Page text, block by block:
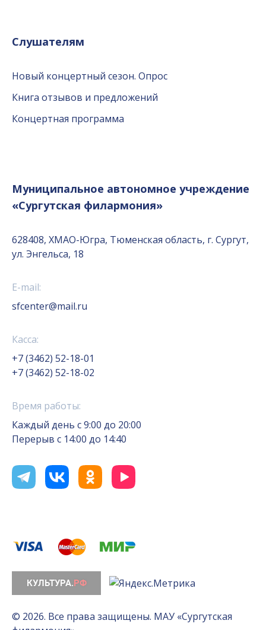
Слушателям
Новый концертный сезон. Опрос
Книга отзывов и предложений
Концертная программа
Муниципальное автономное учреждение
«Сургутская филармония»
628408, ХМАО-Югра, Тюменская область, г. Сургут,
ул. Энгельса, 18
E-mail:
sfcenter@mail.ru
Касса:
+7 (3462) 52-18-01
+7 (3462) 52-18-02
Время работы:
Каждый день с 9:00 до 20:00
Перерыв с 14:00 до 14:40
© 2026. Все права защищены. МАУ «Сургутская